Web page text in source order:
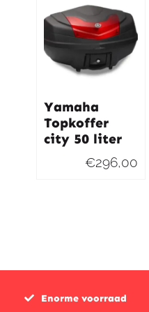
Yamaha
Topkoffer
city 50 liter
€296,00
Enorme voorraad